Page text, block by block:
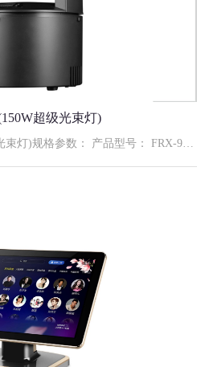
超级光束灯)
狮子系列FRX-921(150W超级光束灯)规格参数： 产品型号： FRX-921输入电压： AC110-240V,50/60Hz额定功率： 150W额定寿命： 约50000小时主要功能： 高穿透力光束 ；18蜂窝棱镜旋转效果 ；9+1图案/颜色流畅切换系统光源组成： 150W白光特定灯珠通讯信号： 标准DMX512信号；RJ45接口控制模式： 默认DMX512模式、自走模式、主从模式、声控模式外壳材质： VO级无卤阻燃机身工作环境： 室内使用冷却方式： 强制风冷水平扫描： 水平旋转最大角度540度垂直扫描： 垂直旋转最大角度180度 安装方式： 建议安装方式： 嵌入式安装(加固吊顶结构)嵌入式安装开孔尺寸：φ230×H110mmAddrA001-A512512地址设置CHnd12CH12通道设置SLndAuto主机自走模式Soun主机声控模式dNh控台模式rPANnoX电机正转YESX电机反转rTiLnoY电机正转YESY电机反转SEnS0-99声控灵敏度体调节LEdOFF5秒后灭屏ON屏幕一直开启dISPno显示反向YES显示正向C000温度显示rESTYES复位12通道功能DMX数值描述1X轴0-2552X轴微调0-2553Y轴0-2554Y轴微调0-2555X Y轴速度0-255速度由快到慢6图案白光0-255图案调光从暗到亮7图案频闪0-9无功能10-255同步频闪速度由慢到快（1HZ25HZ）8色盘0--10白光11--21颜色122--32颜色233--43颜色344--54颜色455--65颜色566--76颜色677--127颜色7128-255颜色自走9图案盘0-15过光孔16-23图案124-31图案232-39图案340-47图案447-55图案556-63图案664-127图案7128-255自走10棱镜0-7关闭棱镜8-127打开棱镜128-255棱镜自转由慢到快11宏功能0-49无50-149自走,由快到慢150-255声控12复位0-240无功能241-255复位,5s有效。